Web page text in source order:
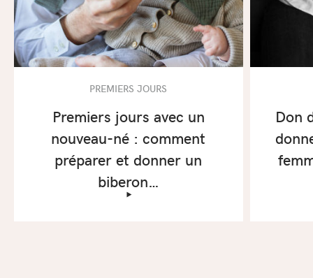
PREMIERS JOURS
Premiers jours avec un
nouveau-né : comment
préparer et donner un
biberon…
‣
Don